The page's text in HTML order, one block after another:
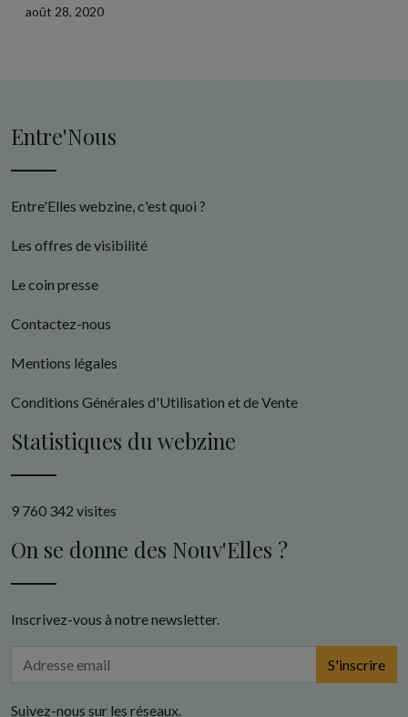
août 28, 2020
Entre'Nous
Entre'Elles webzine, c'est quoi ?
Les offres de visibilité
Le coin presse
Contactez-nous
Mentions légales
Conditions Générales d'Utilisation et de Vente
Statistiques du webzine
9 760 342 visites
On se donne des Nouv'Elles ?
Inscrivez-vous à notre newsletter.
S'inscrire
Suivez-nous sur les réseaux.